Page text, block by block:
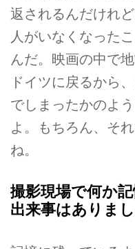
返されるんだけれ
人がいなくなった
んだ。映画の中で
ドイツに戻るから
でしまったかのよ
よ。もちろん、そ
ね。
撮影現場で何か
出来事はありま